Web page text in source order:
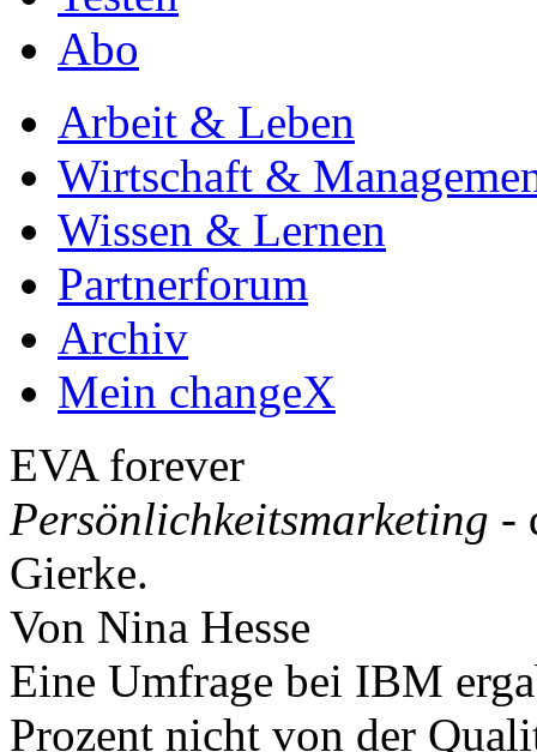
Abo
Arbeit & Leben
Wirtschaft &
Wissen & Lernen
Partnerforum
Archiv
Mein changeX
EVA forever
Persönlichkeitsmarketing -
Gierke.
Von Nina Hesse
Eine Umfrage bei IBM
Prozent nicht von der